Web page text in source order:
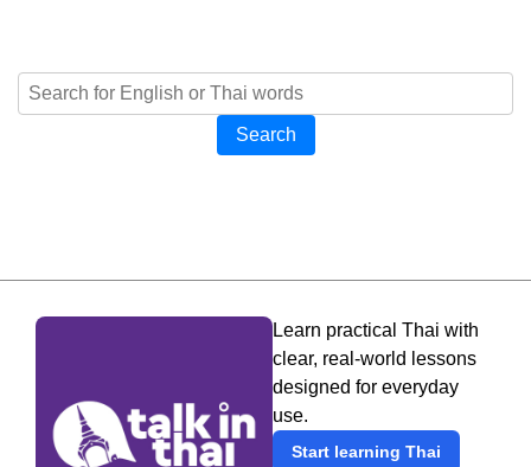
Search
Learn practical Thai with
clear, real-world lessons
designed for everyday
use.
Start learning Thai